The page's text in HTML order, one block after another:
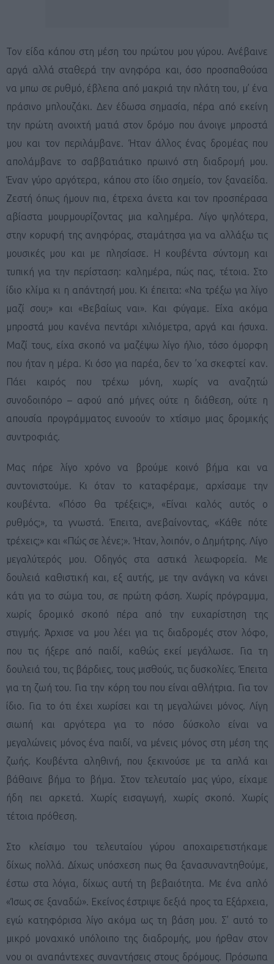
Τον είδα κάπου στη μέση του πρώτου μου γύρου. Ανέβαινε
αργά αλλά σταθερά την ανηφόρα και, όσο προσπαθούσα
να μπω σε ρυθμό, έβλεπα από μακριά την πλάτη του, μ’ ένα
πράσινο μπλουζάκι. Δεν έδωσα σημασία, πέρα από εκείνη
την πρώτη ανοιχτή ματιά στον δρόμο που άνοιγε μπροστά
μου και τον περιλάμβανε. Ήταν άλλος ένας δρομέας που
απολάμβανε το σαββατιάτικο πρωινό στη διαδρομή μου.
Έναν γύρο αργότερα, κάπου στο ίδιο σημείο, τον ξαναείδα.
Ζεστή όπως ήμουν πια, έτρεχα άνετα και τον προσπέρασα
αβίαστα μουρμουρίζοντας μια καλημέρα. Λίγο ψηλότερα,
στην κορυφή της ανηφόρας, σταμάτησα για να αλλάξω τις
μουσικές μου και με πλησίασε. Η κουβέντα σύντομη και
τυπική για την περίσταση: καλημέρα, πώς πας, τέτοια. Στο
ίδιο κλίμα κι η απάντησή μου. Κι έπειτα: «Να τρέξω για λίγο
μαζί σου;» και «Βεβαίως ναι». Και φύγαμε. Είχα ακόμα
μπροστά μου κανένα πεντάρι χιλιόμετρα, αργά και ήσυχα.
Μαζί τους, είχα σκοπό να μαζέψω λίγο ήλιο, τόσο όμορφη
που ήταν η μέρα. Κι όσο για παρέα, δεν το ’χα σκεφτεί καν.
Πάει καιρός που τρέχω μόνη, χωρίς να αναζητώ
συνοδοιπόρο – αφού από μήνες ούτε η διάθεση, ούτε η
απουσία προγράμματος ευνοούν το χτίσιμο μιας δρομικής
συντροφιάς.
Μας πήρε λίγο χρόνο να βρούμε κοινό βήμα και να
συντονιστούμε. Κι όταν το καταφέραμε, αρχίσαμε την
κουβέντα. «Πόσο θα τρέξεις;», «Είναι καλός αυτός ο
ρυθμός;», τα γνωστά. Έπειτα, ανεβαίνοντας, «Κάθε πότε
τρέχεις;» και «Πώς σε λένε;». Ήταν, λοιπόν, ο Δημήτρης. Λίγο
μεγαλύτερός μου. Οδηγός στα αστικά λεωφορεία. Με
δουλειά καθιστική και, εξ αυτής, με την ανάγκη να κάνει
κάτι για το σώμα του, σε πρώτη φάση. Χωρίς πρόγραμμα,
χωρίς δρομικό σκοπό πέρα από την ευχαρίστηση της
στιγμής. Άρχισε να μου λέει για τις διαδρομές στον λόφο,
που τις ήξερε από παιδί, καθώς εκεί μεγάλωσε. Για τη
δουλειά του, τις βάρδιες, τους μισθούς, τις δυσκολίες. Έπειτα
για τη ζωή του. Για την κόρη του που είναι αθλήτρια. Για τον
ίδιο. Για το ότι έχει χωρίσει και τη μεγαλώνει μόνος. Λίγη
σιωπή και αργότερα για το πόσο δύσκολο είναι να
μεγαλώνεις μόνος ένα παιδί, να μένεις μόνος στη μέση της
ζωής. Κουβέντα αληθινή, που ξεκινούσε με τα απλά και
βάθαινε βήμα το βήμα. Στον τελευταίο μας γύρο, είχαμε
ήδη πει αρκετά. Χωρίς εισαγωγή, χωρίς σκοπό. Χωρίς
τέτοια πρόθεση.
Στο κλείσιμο του τελευταίου γύρου αποχαιρετιστήκαμε
δίχως πολλά. Δίχως υπόσχεση πως θα ξανασυναντηθούμε,
έστω στα λόγια, δίχως αυτή τη βεβαιότητα. Με ένα απλό
«Ίσως σε ξαναδώ». Εκείνος έστριψε δεξιά προς τα Εξάρχεια,
εγώ κατηφόρισα λίγο ακόμα ως τη βάση μου. Σ’ αυτό το
μικρό μοναχικό υπόλοιπο της διαδρομής, μου ήρθαν στον
νου οι αναπάντεχες συναντήσεις στους δρόμους. Πρόσωπα